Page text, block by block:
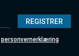
REGISTRER
personvernerklæring